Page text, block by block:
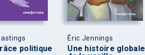
politique
Éric Jennings
Une histoire globale